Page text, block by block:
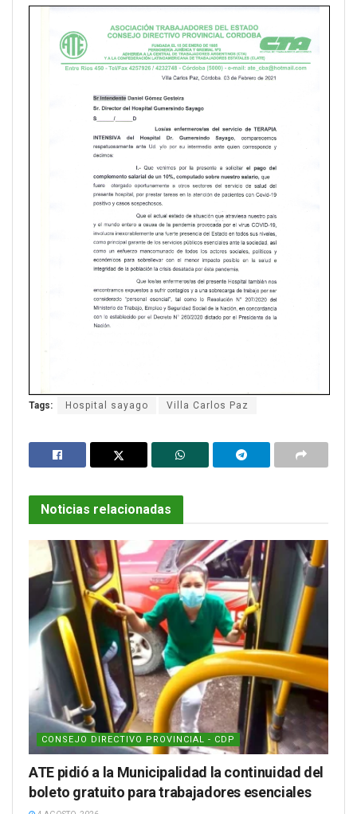
Tags: Hospital sayago Villa Carlos Paz
Noticias relacionadas
CONSEJO DIRECTIVO PROVINCIAL - CDP
ATE pidió a la Municipalidad la continuidad del
boleto gratuito para trabajadores esenciales